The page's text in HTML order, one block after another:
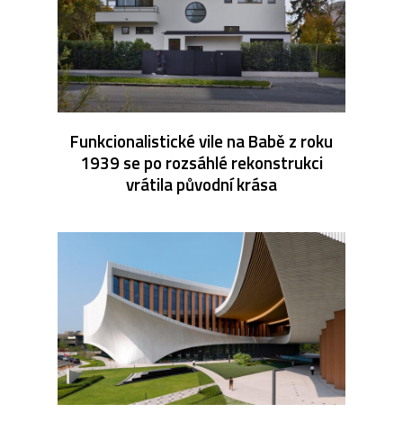
Funkcionalistické vile na Babě z roku
1939 se po rozsáhlé rekonstrukci
vrátila původní krása